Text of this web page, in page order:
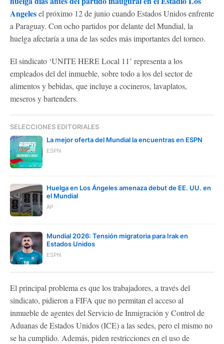
Angelesel próximo 12 de junio cuando Estados Unidos enfrente
a Paraguay. Con ocho partidos por delante del Mundial, la
huelga afectaría a una de las sedes más importantes del torneo.
El sindicato ‘UNITE HERE Local 11’ representa a los
empleados del del inmueble, sobre todo a los del sector de
alimentos y bebidas, que incluye a cocineros, lavaplatos,
meseros y bartenders.
SELECCIONES EDITORIALES
La mejor oferta del Mundial la encuentras en ESPN
ESPN
Huelga en Los Ángeles amenaza debut de EE. UU. en
el Mundial
AP
Mundial 2026: Tensión migratoria para Irak en
Estados Unidos
ESPN
El principal problema es que los trabajadores, a través del
sindicato, pidieron a FIFA que no permitan el acceso al
inmueble de agentes del Servicio de Inmigración y Control de
Aduanas de Estados Unidos (ICE) a las sedes, pero el mismo no
se ha cumplido. Además, piden restricciones en el uso de